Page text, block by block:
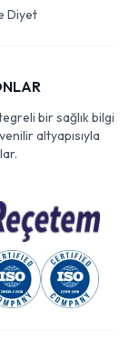
Diyet
bir sağlık bilgi
altyapısıyla